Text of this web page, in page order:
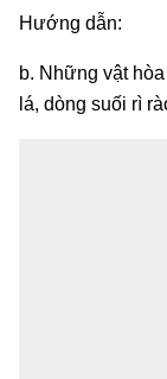
Hướng dẫn:
b. Những vật
lá, dòng suối rì